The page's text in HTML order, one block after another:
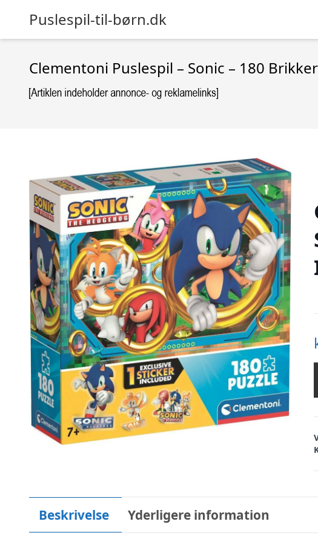
Puslespil-til-børn.dk
Clementoni Puslespil – Sonic – 180
Beskrivelse Yderligere information